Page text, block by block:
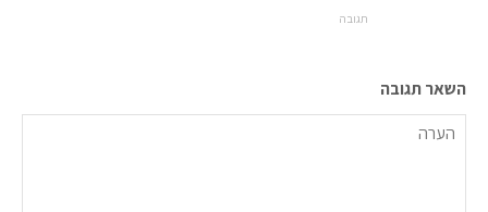
תגובה
השאר תגובה